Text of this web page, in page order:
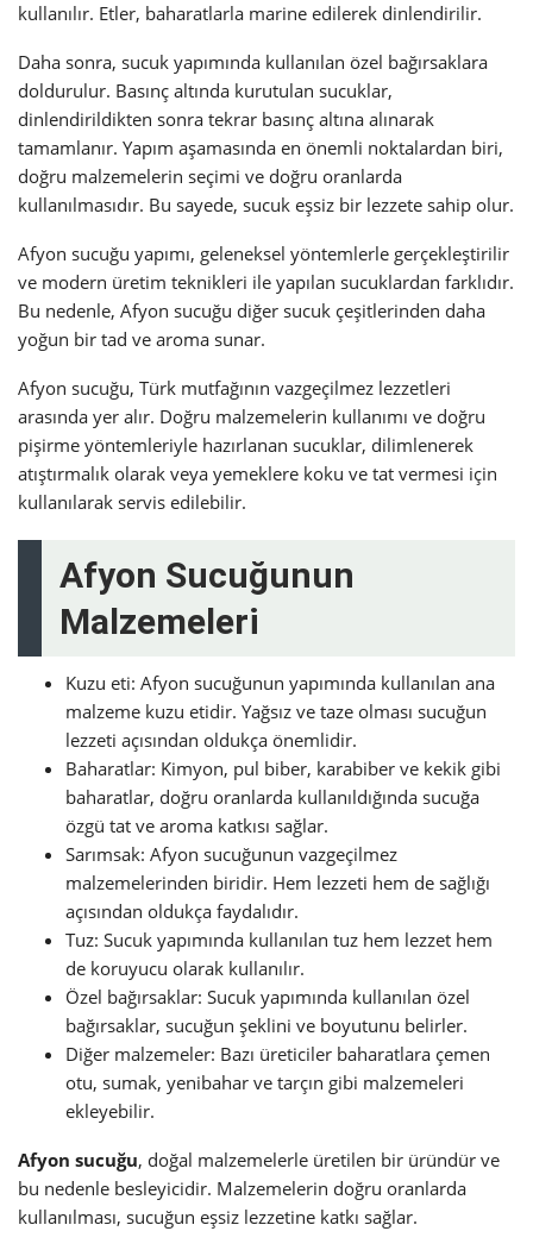
kullanılır. Etler, baharatlarla marine edilerek dinlendirilir.
Daha sonra, sucuk yapımında kullanılan özel bağırsaklara
doldurulur. Basınç altında kurutulan sucuklar,
dinlendirildikten sonra tekrar basınç altına alınarak
tamamlanır. Yapım aşamasında en önemli noktalardan biri,
doğru malzemelerin seçimi ve doğru oranlarda
kullanılmasıdır. Bu sayede, sucuk eşsiz bir lezzete sahip olur.
Afyon sucuğu yapımı, geleneksel yöntemlerle gerçekleştirilir
ve modern üretim teknikleri ile yapılan sucuklardan farklıdır.
Bu nedenle, Afyon sucuğu diğer sucuk çeşitlerinden daha
yoğun bir tad ve aroma sunar.
Afyon sucuğu, Türk mutfağının vazgeçilmez lezzetleri
arasında yer alır. Doğru malzemelerin kullanımı ve doğru
pişirme yöntemleriyle hazırlanan sucuklar, dilimlenerek
atıştırmalık olarak veya yemeklere koku ve tat vermesi için
kullanılarak servis edilebilir.
Afyon Sucuğunun
Malzemeleri
Kuzu eti: Afyon sucuğunun yapımında kullanılan ana
malzeme kuzu etidir. Yağsız ve taze olması sucuğun
lezzeti açısından oldukça önemlidir.
Baharatlar: Kimyon, pul biber, karabiber ve kekik gibi
baharatlar, doğru oranlarda kullanıldığında sucuğa
özgü tat ve aroma katkısı sağlar.
Sarımsak: Afyon sucuğunun vazgeçilmez
malzemelerinden biridir. Hem lezzeti hem de sağlığı
açısından oldukça faydalıdır.
Tuz: Sucuk yapımında kullanılan tuz hem lezzet hem
de koruyucu olarak kullanılır.
Özel bağırsaklar: Sucuk yapımında kullanılan özel
bağırsaklar, sucuğun şeklini ve boyutunu belirler.
Diğer malzemeler: Bazı üreticiler baharatlara çemen
otu, sumak, yenibahar ve tarçın gibi malzemeleri
ekleyebilir.
Afyon sucuğu, doğal malzemelerle üretilen bir üründür ve
bu nedenle besleyicidir. Malzemelerin doğru oranlarda
kullanılması, sucuğun eşsiz lezzetine katkı sağlar.